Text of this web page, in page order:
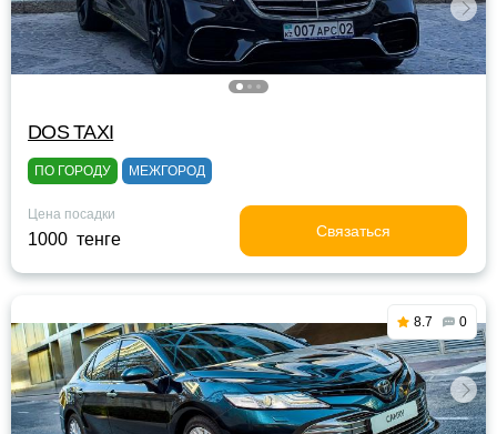
DOS TAXI
ПО ГОРОДУ МЕЖГОРОД
Цена посадки
1000 тенге Связаться
8.7 0